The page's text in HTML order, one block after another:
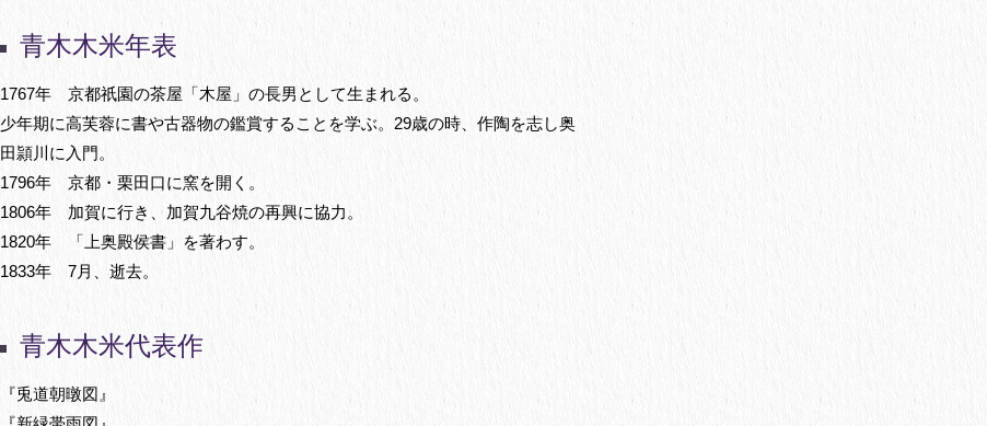
青木木米年表
1767年 京都祇園の茶屋「木屋」の長男として生まれる。
少年期に高芙蓉に書や古器物の鑑賞することを学ぶ。29歳の時、作陶を志し奥
田頴川に入門。
1796年 京都・栗田口に窯を開く。
1806年 加賀に行き、加賀九谷焼の再興に協力。
1820年 「上奥殿侯書」を著わす。
1833年 7月、逝去。
青木木米代表作
『兎道朝暾図』